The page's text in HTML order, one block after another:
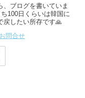
、ブログを書いていま
100日くらいは韓国に
戻したい所存です🙏
お問合せ